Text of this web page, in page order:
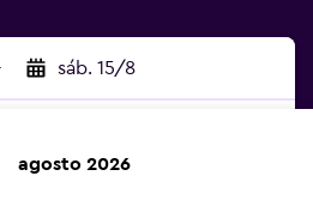
sáb. 15/8
agosto 2026